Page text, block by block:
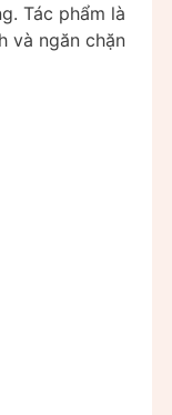
Tác phẩm là
và ngăn chặn